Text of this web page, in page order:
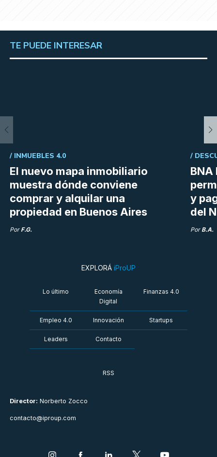
TE PUEDE INTERESAR
El nuevo mapa inmobiliario
muestra dónde conviene
comprar y alquilar una
propiedad en Buenos Aires
/ INMUEBLES 4.0
Por F.G.
BNA
y
del
/
Por B.A.
Director: Norberto Zocco
contacto@iproup.com
EXPLORÁ iProUP
Lo último
Economía
Digital
Finanzas 4.0
Empleo 4.0 Innovación Startups
Leaders Contacto
RSS